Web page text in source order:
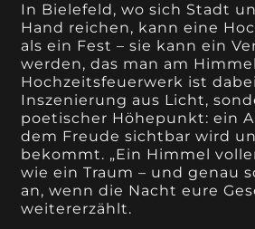
In Bielefeld, wo sich Stadt
Hand reichen, kann eine
als ein Fest – sie kann ein
werden, das man am
Hochzeitsfeuerwerk ist
Inszenierung aus Licht,
poetischer Höhepunkt: ein
dem Freude sichtbar wird
bekommt. „Ein Himmel
wie ein Traum – und genau
an, wenn die Nacht eure
weitererzählt.